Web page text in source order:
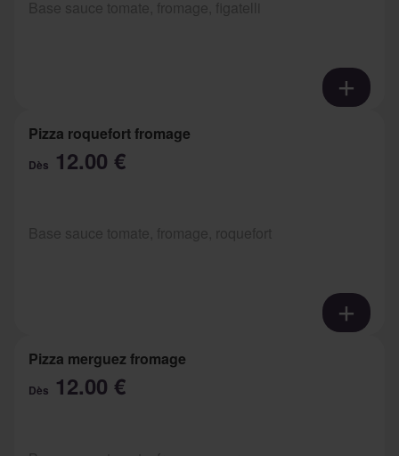
Pizza roquefort fromage
Dès 12.00 €
Pizza merguez fromage
Dès 12.00 €